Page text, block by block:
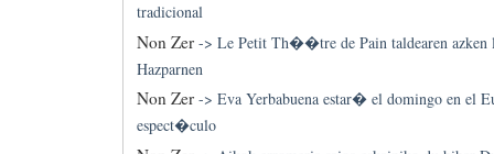
tradicional
Non Zer-> Le Petit Th��tre de Pain taldearen azken
Hazparnen
Non Zer-> Eva Yerbabuena estar� el domingo en el
espect�culo